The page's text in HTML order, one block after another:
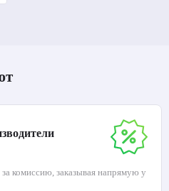
комиссию, заказывая напрямую у